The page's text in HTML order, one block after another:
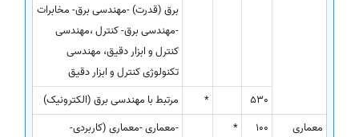
برق (قدرت) -مهندسی برق- مخابرات
-مهندسی برق- کنترل ،مهندسی
کنترل و ابزار دقیق، مهندسی
تکنولوژی کنترل و ابزار دقیق
530
*
مرتبط با مهندسی برق (الکترونیک)
معماری
100
*
-معماری -معماری (کاربردی-